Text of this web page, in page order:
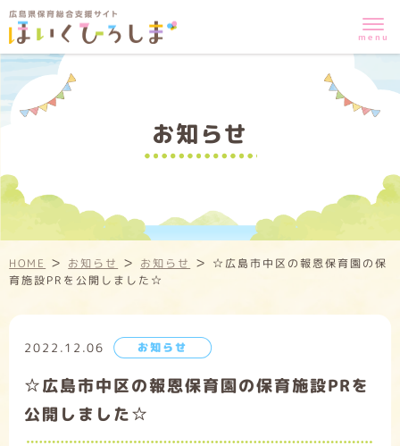
お知らせ
HOME > お知らせ > お知らせ > ☆広島市中区の報恩保育園の保
育施設PRを公開しました☆
2022.12.06 お知らせ
☆広島市中区の報恩保育園の保育施設PRを
公開しました☆